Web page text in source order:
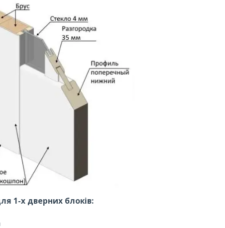
1-х дверних блоків: